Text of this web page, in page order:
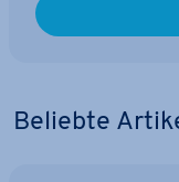
Beliebte